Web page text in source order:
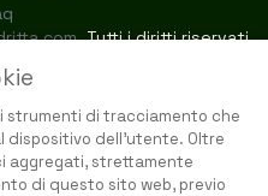
strumenti di tracciamento che
dispositivo dell'utente. Oltre
aggregati, strettamente
di questo sito web, previo
. Tutti i diritti riservati